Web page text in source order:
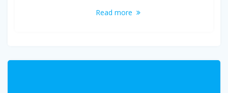
Read more